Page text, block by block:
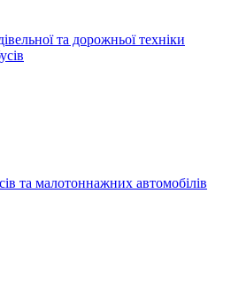
та дорожньої техніки
та малотоннажних автомобілів